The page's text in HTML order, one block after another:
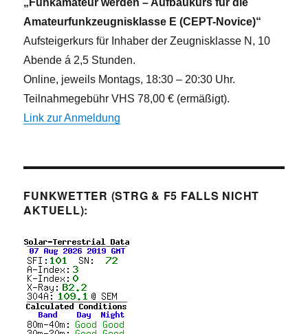
„Funkamateur werden – Aufbaukurs für die
Amateurfunkzeugnisklasse E (CEPT-Novice)“
Aufsteigerkurs für Inhaber der Zeugnisklasse N, 10
Abende á 2,5 Stunden.
Online, jeweils Montags, 18:30 – 20:30 Uhr.
Teilnahmegebühr VHS 78,00 € (ermäßigt).
Link zur Anmeldung
FUNKWETTER (STRG & F5 FALLS NICHT
AKTUELL):